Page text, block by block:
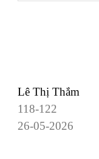
Lê Thị Thắm
118-122
26-05-2026